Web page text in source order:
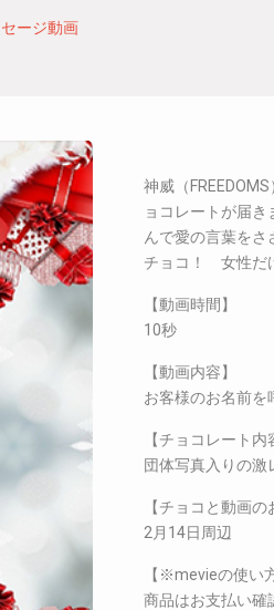
ージ動画
神威（
ョコレートが届
んで愛の言葉を
チョコ！ 女性だ
【動画時間】
10秒
【動画内容】
お客様のお名前を
【チョコレート内
団体写真入りの激
【チョコと動画の
2月14日周辺
【※mevieの使い
商品はお支払い確